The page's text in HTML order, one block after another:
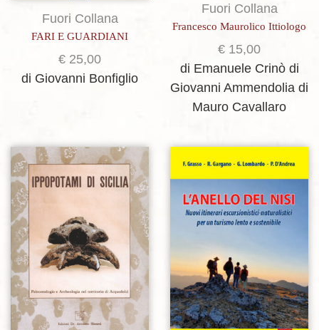
Fuori Collana
FARI E GUARDIANI
€ 25,00
di Giovanni Bonfiglio
Fuori Collana
Francesco Maurolico Ittiologo
€ 15,00
di Emanuele Crinò di
Giovanni Ammendolia di
Mauro Cavallaro
Aggiungi alla lista dei desideri Aggiungi alla lista dei desideri